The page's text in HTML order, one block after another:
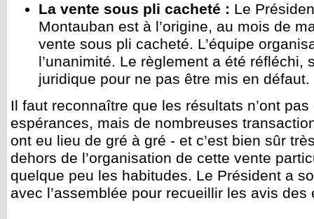
La vente sous pli cacheté : Le
Montauban est à l’origine, au mois de
vente sous pli cacheté. L’équipe
l’unanimité. Le règlement a été réfléchi,
juridique pour ne pas être mis en défaut.
Il faut reconnaître que les résultats n’ont
espérances, mais de nombreuses
ont eu lieu de gré à gré - et c’est bien sûr
dehors de l’organisation de cette vente
quelque peu les habitudes. Le Président a
avec l’assemblée pour recueillir les avis